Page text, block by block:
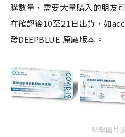
購數量，需要大量購入的朋友
在確認後10至21日出貨，如
發DEEPBLUE 原廠版本。
點擊圖片